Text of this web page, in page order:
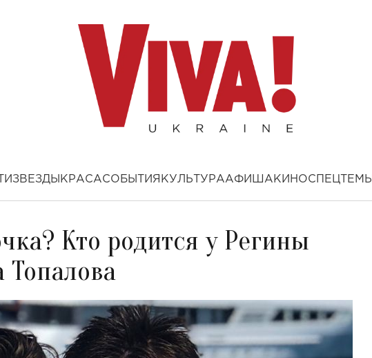
ЗВЕЗДЫ КРАСАСОБЫТИЯ КУЛЬТУРААФИША КИНОСПЕЦТЕМЫ
Кто родится у Регины
Топалова